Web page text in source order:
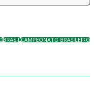
BRASILCAMPEONATO BRASILEIRO